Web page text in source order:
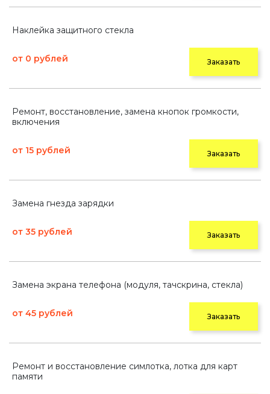
Наклейка защитного стекла
от 0 рублей Заказать
Ремонт, восстановление, замена кнопок громкости,
включения
от 15 рублей Заказать
Замена гнезда зарядки
от 35 рублей Заказать
Замена экрана телефона (модуля, тачскрина, стекла)
от 45 рублей Заказать
Ремонт и восстановление симлотка, лотка для карт
памяти